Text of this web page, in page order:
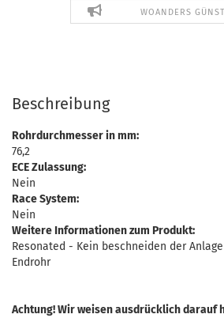
WOANDERS
Beschreibung
Rohrdurchmesser in mm:
76,2
ECE Zulassung:
Nein
Race System:
Nein
Weitere Informationen zum Produkt:
Resonated - Kein beschneiden der
Endrohr
Achtung! Wir weisen ausdrücklich darauf